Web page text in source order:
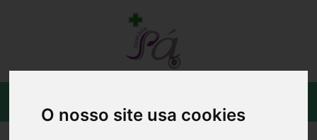
O nosso site usa cookies